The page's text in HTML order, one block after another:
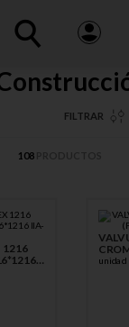
FILTRAR
108
1216
unidad